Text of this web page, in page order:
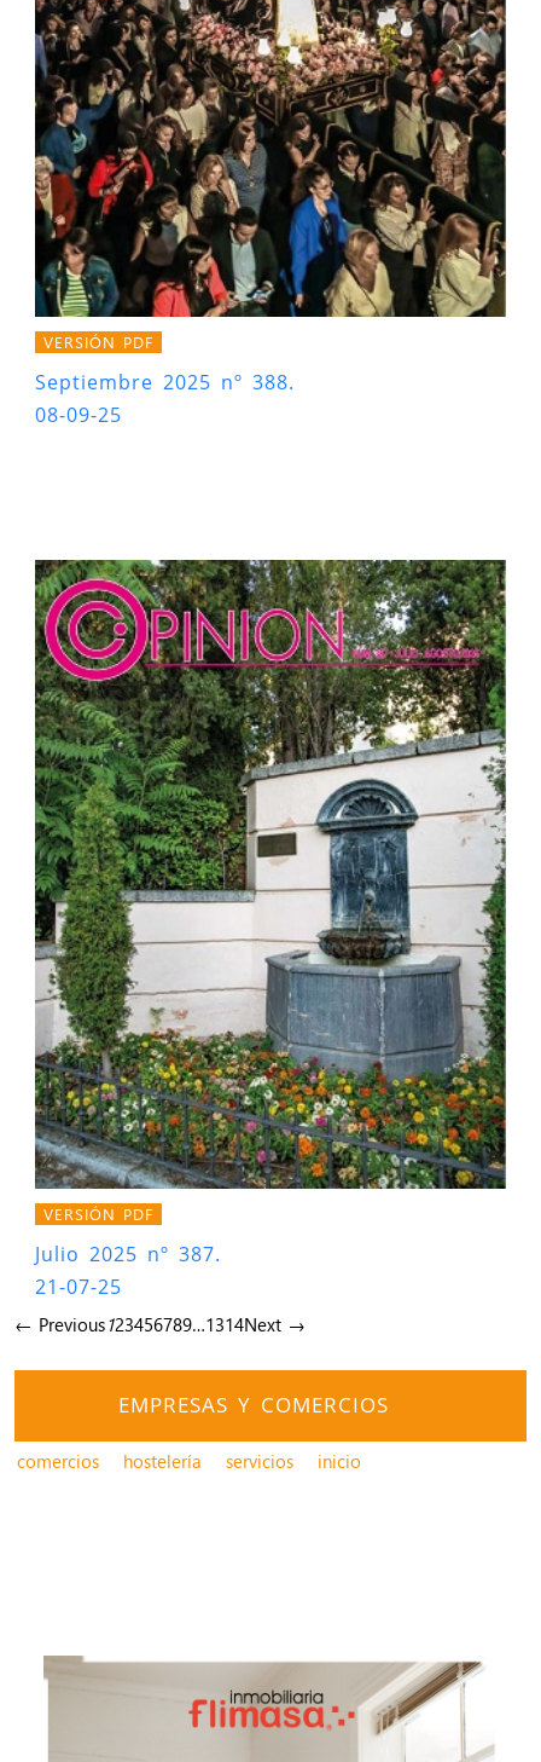
VERSIÓN PDF
Septiembre 2025 nº 388.
08-09-25
VERSIÓN PDF
Julio 2025 nº 387.
21-07-25
← Previous123456789…1314Next →
EMPRESAS Y COMERCIOS
comercios hostelería servicios inicio